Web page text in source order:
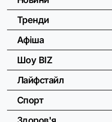
Тренди
Афіша
Шоу BIZ
Лайфстайл
Спорт